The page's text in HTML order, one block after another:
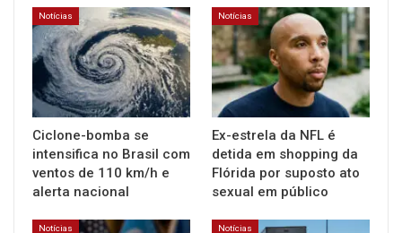
Notícias
Ciclone-bomba se
intensifica no Brasil com
ventos de 110 km/h e
alerta nacional
Notícias
Ex-estrela da NFL é
detida em shopping da
Flórida por suposto ato
sexual em público
Notícias Notícias